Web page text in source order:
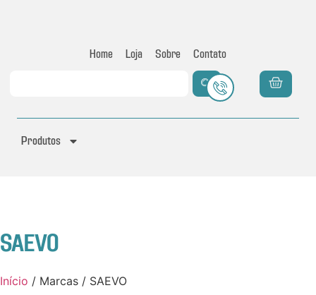
Home Loja Sobre Contato
Produtos
SAEVO
Início / Marcas / SAEVO